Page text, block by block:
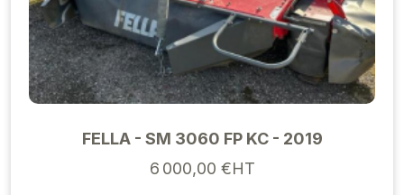
FELLA - SM 3060 FP KC - 2019
6 000,00 €HT